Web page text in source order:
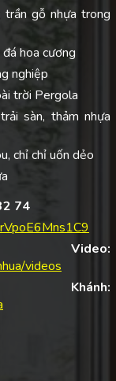
trần gỗ nhựa trong
hoa cương
nghiệp
trời Pergola
sàn, thảm nhựa
chỉ chỉ uốn dẻo
74
videos